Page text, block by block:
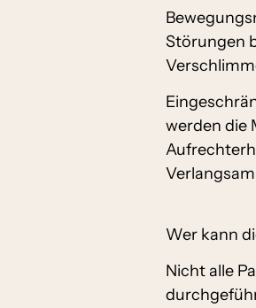
Störungen
werden die
Wer kann
Nicht alle